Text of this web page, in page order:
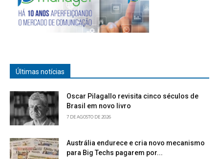
Últimas notícias
Oscar Pilagallo revisita cinco séculos de
Brasil em novo livro
7 DE AGOSTO DE 2026
Austrália endurece e cria novo mecanismo
para Big Techs pagarem por...